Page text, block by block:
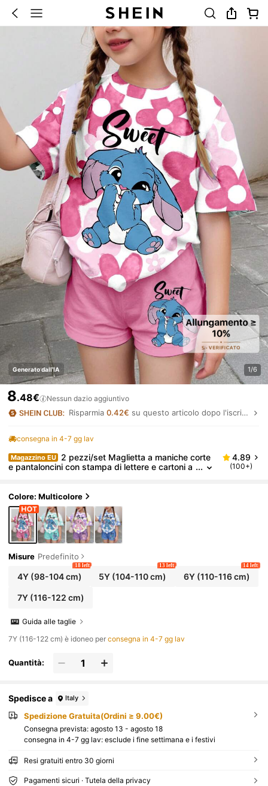
Generato dall'IA 1/6
8.48€ Nessun dazio aggiuntivo
Risparmia 0.42€ su questo articolo dopo l'iscrizione.
consegna in 4-7 gg lav
Magazzino EU
2 pezzi/set Maglietta a maniche corte
e pantaloncini con stampa di lettere e cartoni a
mento da casa
4.89
(100+)
Colore: Multicolore
Misure Predefinito
4Y(98-104 cm)
18 left
5Y (104-110 cm)
13 left
6Y(110-116 cm)
14 left
7Y(116-122 cm)
Guida alle taglie
7Y (116-122 cm) è idoneo perconsegna in 4-7 gg lav
Quantità:
Spedisce a Italy
Spedizione Gratuita(Ordini ≥ 9.00€)
Consegna prevista: agosto 13 - agosto 18
consegna in 4-7 gg lav: esclude i fine settimana e i festivi
Resi gratuiti entro 30 giorni
Pagamenti sicuri · Tutela della privacy